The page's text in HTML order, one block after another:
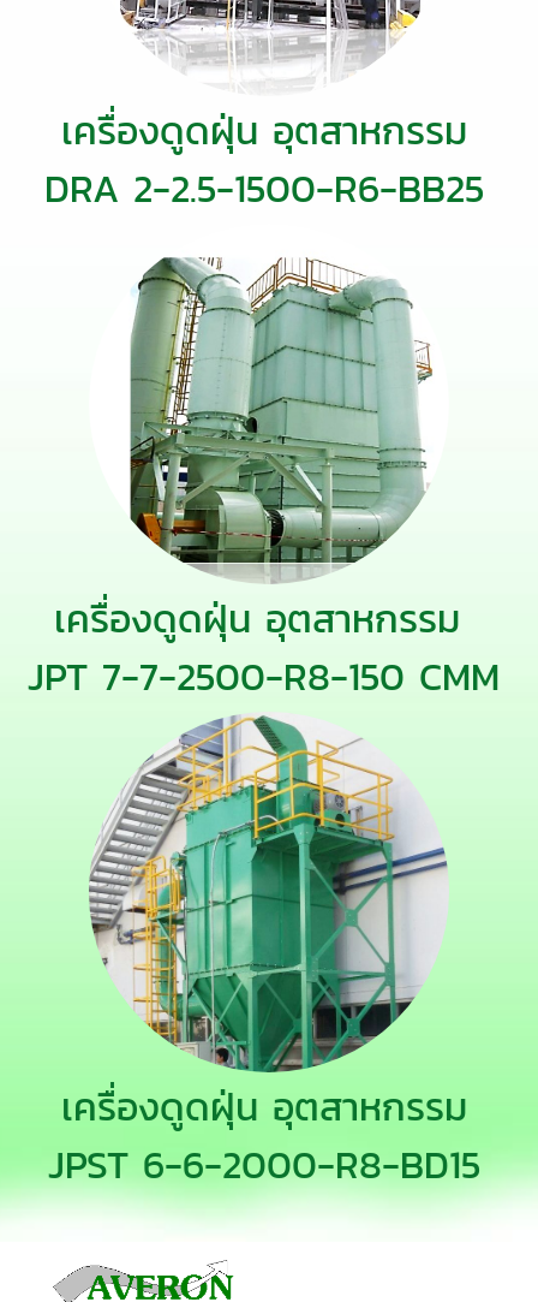
เครื่องดูดฝุ่น อุตสาหกรรม
DRA 2-2.5-1500-R6-BB25
เครื่องดูดฝุ่น อุตสาหกรรม
JPT 7-7-2500-R8-150 CMM
เครื่องดูดฝุ่น อุตสาหกรรม
JPST 6-6-2000-R8-BD15